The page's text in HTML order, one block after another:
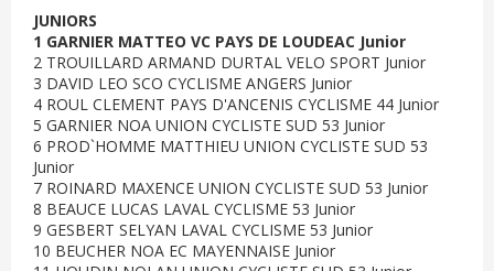
JUNIORS
1 GARNIER MATTEO VC PAYS DE LOUDEAC Junior
2 TROUILLARD ARMAND DURTAL VELO SPORT Junior
3 DAVID LEO SCO CYCLISME ANGERS Junior
4 ROUL CLEMENT PAYS D'ANCENIS CYCLISME 44 Junior
5 GARNIER NOA UNION CYCLISTE SUD 53 Junior
6 PROD`HOMME MATTHIEU UNION CYCLISTE SUD 53
Junior
7 ROINARD MAXENCE UNION CYCLISTE SUD 53 Junior
8 BEAUCE LUCAS LAVAL CYCLISME 53 Junior
9 GESBERT SELYAN LAVAL CYCLISME 53 Junior
10 BEUCHER NOA EC MAYENNAISE Junior